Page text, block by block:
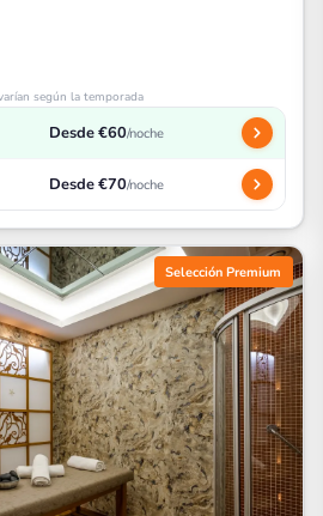
según la temporada
Desde €60/noche
Desde €70/noche
Selección Premium